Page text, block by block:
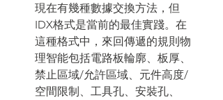
現在有幾種數據交換方法，但
IDX格式是當前的最佳實踐。在
這種格式中，來回傳遞的規則物
理智能包括電路板輪廓、板厚、
禁止區域/允許區域、元件高度/
空間限制、工具孔、安裝孔、